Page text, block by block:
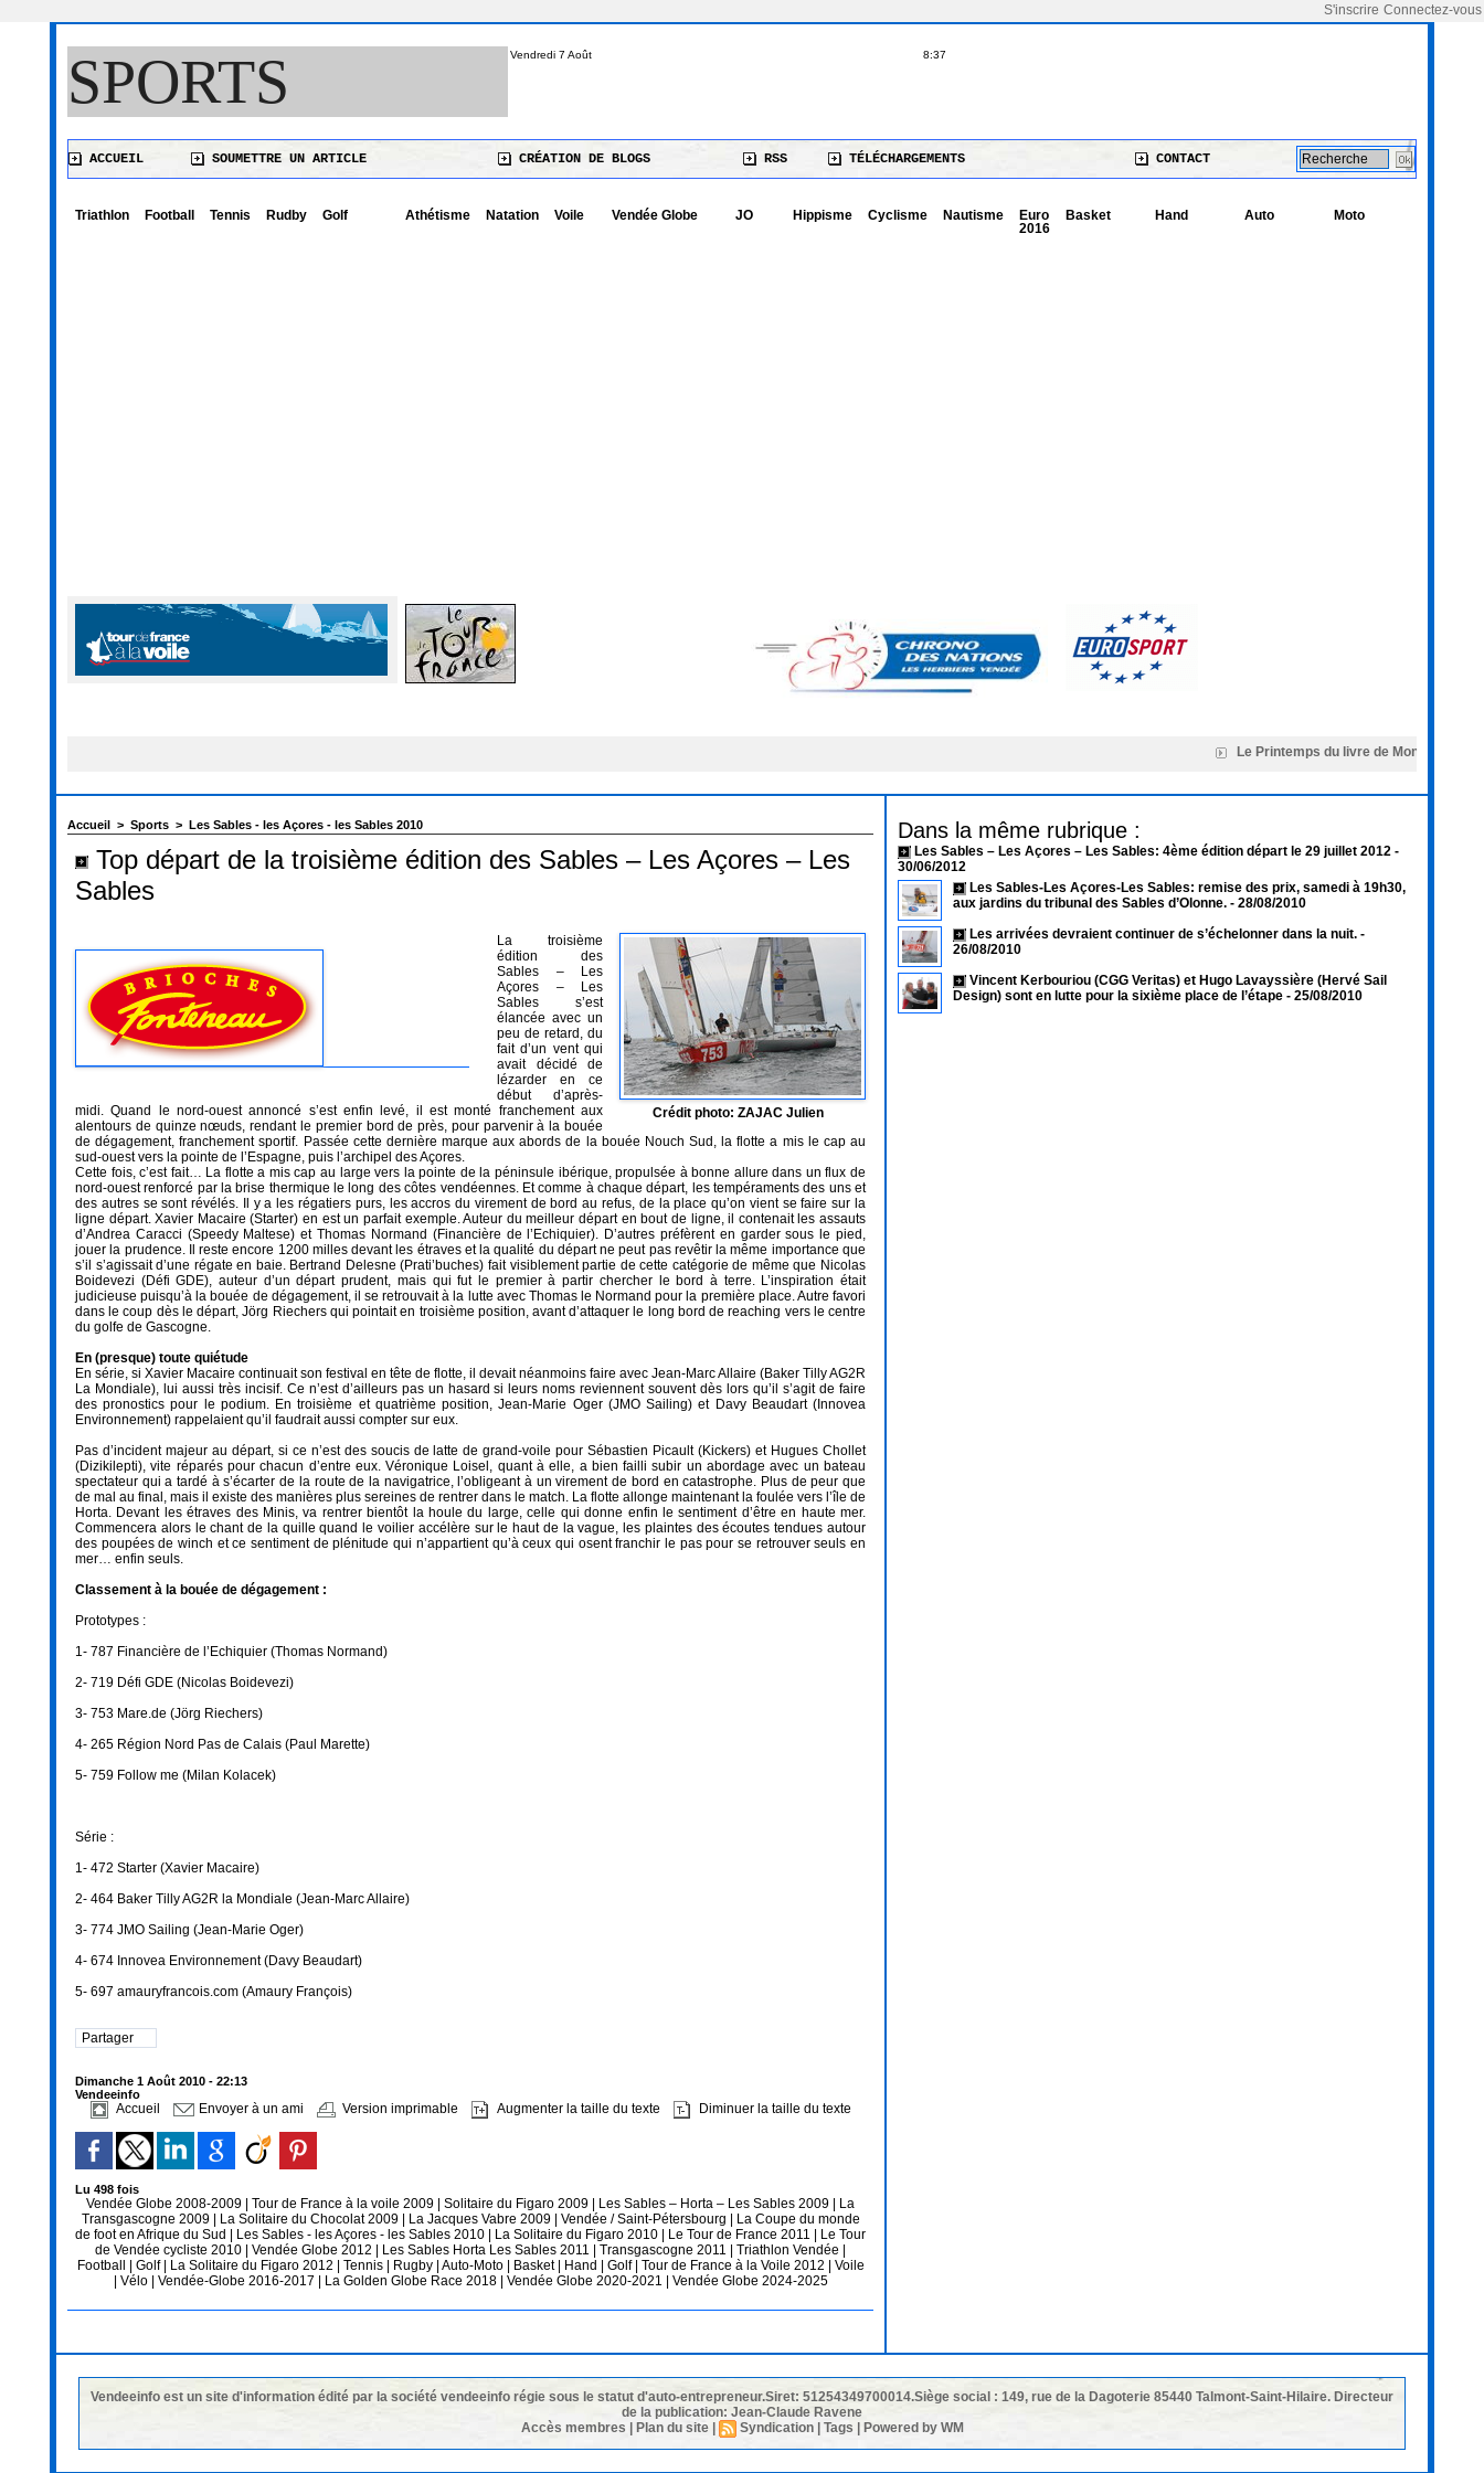
Connectez-vous
S'inscrire
SPORTS Vendredi 7 Août 8:37
ACCUEIL SOUMETTRE UN ARTICLE CRÉATION DE BLOGS RSS TÉLÉCHARGEMENTS CONTACT
Triathlon Football Tennis Rudby Golf Athétisme Natation Voile Vendée Globe JO Hippisme Cyclisme Nautisme
Euro
2016
Basket Hand Auto Moto
Le Printemps du livre de Montaigu rend
Accueil > Sports > Les Sables - les Açores - les Sables 2010
Top départ de la troisième édition des Sables – Les Açores – Les
Sables
Crédit photo: ZAJAC Julien
La troisième
édition des
Sables – Les
Açores – Les
Sables s’est
élancée avec un
peu de retard, du
fait d’un vent qui
avait décidé de
lézarder en ce
début d’après-
midi. Quand le nord-ouest annoncé s’est enfin levé, il est monté franchement aux
alentours de quinze nœuds, rendant le premier bord de près, pour parvenir à la bouée
de dégagement, franchement sportif. Passée cette dernière marque aux abords de la bouée Nouch Sud, la flotte a mis le cap au
sud-ouest vers la pointe de l’Espagne, puis l’archipel des Açores.
Cette fois, c’est fait… La flotte a mis cap au large vers la pointe de la péninsule ibérique, propulsée à bonne allure dans un flux de
nord-ouest renforcé par la brise thermique le long des côtes vendéennes. Et comme à chaque départ, les tempéraments des uns et
des autres se sont révélés. Il y a les régatiers purs, les accros du virement de bord au refus, de la place qu’on vient se faire sur la
ligne départ. Xavier Macaire (Starter) en est un parfait exemple. Auteur du meilleur départ en bout de ligne, il contenait les assauts
d’Andrea Caracci (Speedy Maltese) et Thomas Normand (Financière de l’Echiquier). D’autres préfèrent en garder sous le pied,
jouer la prudence. Il reste encore 1200 milles devant les étraves et la qualité du départ ne peut pas revêtir la même importance que
s’il s’agissait d’une régate en baie. Bertrand Delesne (Prati’buches) fait visiblement partie de cette catégorie de même que Nicolas
Boidevezi (Défi GDE), auteur d’un départ prudent, mais qui fut le premier à partir chercher le bord à terre. L’inspiration était
judicieuse puisqu’à la bouée de dégagement, il se retrouvait à la lutte avec Thomas le Normand pour la première place. Autre favori
dans le coup dès le départ, Jörg Riechers qui pointait en troisième position, avant d’attaquer le long bord de reaching vers le centre
du golfe de Gascogne.
En (presque) toute quiétude
En série, si Xavier Macaire continuait son festival en tête de flotte, il devait néanmoins faire avec Jean-Marc Allaire (Baker Tilly AG2R
La Mondiale), lui aussi très incisif. Ce n’est d’ailleurs pas un hasard si leurs noms reviennent souvent dès lors qu’il s’agit de faire
des pronostics pour le podium. En troisième et quatrième position, Jean-Marie Oger (JMO Sailing) et Davy Beaudart (Innovea
Environnement) rappelaient qu’il faudrait aussi compter sur eux.
Pas d’incident majeur au départ, si ce n’est des soucis de latte de grand-voile pour Sébastien Picault (Kickers) et Hugues Chollet
(Dizikilepti), vite réparés pour chacun d’entre eux. Véronique Loisel, quant à elle, a bien failli subir un abordage avec un bateau
spectateur qui a tardé à s’écarter de la route de la navigatrice, l’obligeant à un virement de bord en catastrophe. Plus de peur que
de mal au final, mais il existe des manières plus sereines de rentrer dans le match. La flotte allonge maintenant la foulée vers l’île de
Horta. Devant les étraves des Minis, va rentrer bientôt la houle du large, celle qui donne enfin le sentiment d’être en haute mer.
Commencera alors le chant de la quille quand le voilier accélère sur le haut de la vague, les plaintes des écoutes tendues autour
des poupées de winch et ce sentiment de plénitude qui n’appartient qu’à ceux qui osent franchir le pas pour se retrouver seuls en
mer… enfin seuls.
Classement à la bouée de dégagement :
Prototypes :
1- 787 Financière de l’Echiquier (Thomas Normand)
2- 719 Défi GDE (Nicolas Boidevezi)
3- 753 Mare.de (Jörg Riechers)
4- 265 Région Nord Pas de Calais (Paul Marette)
5- 759 Follow me (Milan Kolacek)
Série :
1- 472 Starter (Xavier Macaire)
2- 464 Baker Tilly AG2R la Mondiale (Jean-Marc Allaire)
3- 774 JMO Sailing (Jean-Marie Oger)
4- 674 Innovea Environnement (Davy Beaudart)
5- 697 amauryfrancois.com (Amaury François)
Partager
Dimanche 1 Août 2010 - 22:13
Vendeeinfo
Accueil Envoyer à un ami Version imprimable Augmenter la taille du texte Diminuer la taille du texte
Lu 498 fois
Vendée Globe 2008-2009 Tour de France à la voile 2009 Solitaire du Figaro 2009 Les Sables – Horta – Les Sables 2009
La
Transgascogne 2009
La Solitaire du Chocolat 2009 La Jacques Vabre 2009 Vendée / Saint-Pétersbourg
La Coupe du monde
de foot en Afrique du Sud
Les Sables - les Açores - les Sables 2010 La Solitaire du Figaro 2010 Le Tour de France 2011
Le Tour
de Vendée cycliste 2010
Vendée Globe 2012 Les Sables Horta Les Sables 2011 Transgascogne 2011 Triathlon Vendée
Football
Golf La Solitaire du Figaro 2012 Tennis Rugby Auto-Moto Basket Hand Golf Tour de France à la Voile 2012
Voile
Vélo Vendée-Globe 2016-2017 La Golden Globe Race 2018 Vendée Globe 2020-2021 Vendée Globe 2024-2025
Dans la même rubrique :
Les Sables – Les Açores – Les Sables: 4ème édition départ le 29 juillet 2012 -
30/06/2012
Les Sables-Les Açores-Les Sables: remise des prix, samedi à 19h30,
aux jardins du tribunal des Sables d’Olonne. - 28/08/2010
Les arrivées devraient continuer de s’échelonner dans la nuit. -
26/08/2010
Vincent Kerbouriou (CGG Veritas) et Hugo Lavayssière (Hervé Sail
Design) sont en lutte pour la sixième place de l’étape - 25/08/2010
Vendeeinfo est un site d'information édité par la société vendeeinfo régie sous le statut d'auto-entrepreneur.Siret: 51254349700014.Siège social : 149, rue de la Dagoterie 85440 Talmont-Saint-Hilaire. Directeur
de la publication: Jean-Claude Ravene
Accès membres
Plan du site Syndication Tags Powered by WM